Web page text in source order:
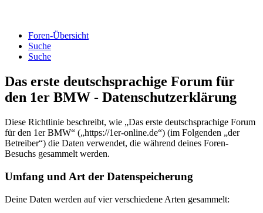
Foren-Übersicht
Suche
Suche
Das erste deutschsprachige Forum für
den 1er BMW - Datenschutzerklärung
Diese Richtlinie beschreibt, wie „Das erste deutschsprachige Forum
für den 1er BMW“ („https://1er-online.de“) (im Folgenden „der
Betreiber“) die Daten verwendet, die während deines Foren-
Besuchs gesammelt werden.
Umfang und Art der Datenspeicherung
Deine Daten werden auf vier verschiedene Arten gesammelt: